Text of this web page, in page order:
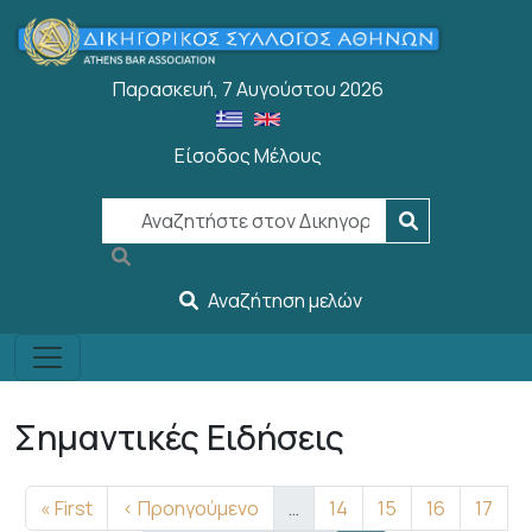
Παράκαμψη προς το κυρίως περιεχόμενο
Παρασκευή, 7 Αυγούστου 2026
User account menu
Είσοδος Μέλους
Αναζήτηση μελών
Σημαντικές Ειδήσεις
Σελιδοποίηση
First page
« First Προηγούμενη σελίδα
‹ Προηγούμενο … Σελίδα
14 Σελίδα
15 Σελίδα
16
17